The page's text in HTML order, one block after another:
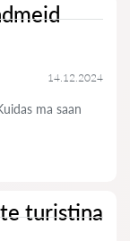
14.12.2024
ma saan
turistina